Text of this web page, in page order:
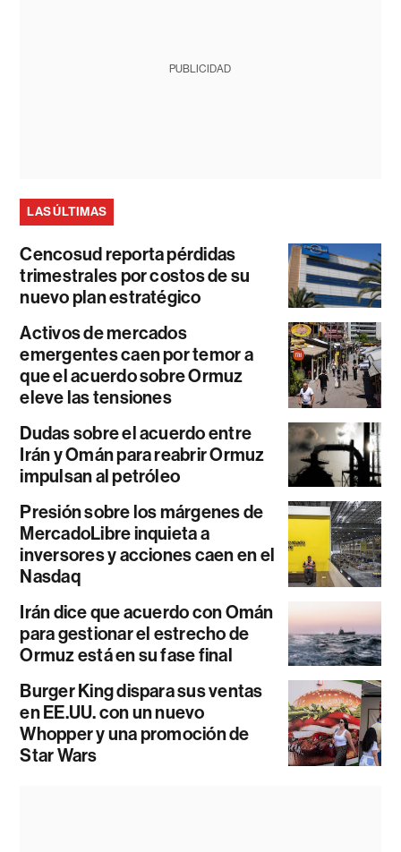
PUBLICIDAD
LAS ÚLTIMAS
Cencosud reporta pérdidas
trimestrales por costos de su
nuevo plan estratégico
Activos de mercados
emergentes caen por temor a
que el acuerdo sobre Ormuz
eleve las tensiones
Dudas sobre el acuerdo entre
Irán y Omán para reabrir Ormuz
impulsan al petróleo
Presión sobre los márgenes de
MercadoLibre inquieta a
inversores y acciones caen en el
Nasdaq
Irán dice que acuerdo con Omán
para gestionar el estrecho de
Ormuz está en su fase final
Burger King dispara sus ventas
en EE.UU. con un nuevo
Whopper y una promoción de
Star Wars